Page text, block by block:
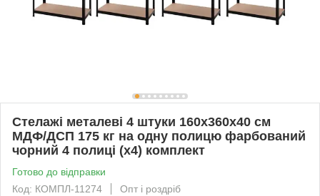
Стелажі металеві 4 штуки 160х360х40 см
МДФ/ДСП 175 кг на одну полицю фарбований
чорний 4 полиці (х4) комплект
Готово до відправки
Код: КОМПЛ-11274
Опт і роздріб